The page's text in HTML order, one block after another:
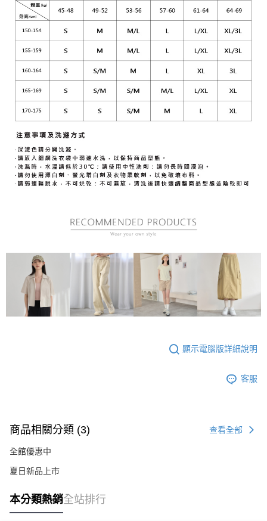
顯示電腦版詳細說明
客服
商品相關分類 (3) 查看全部
全館優惠中
夏日新品上市
本分類熱銷全站排行